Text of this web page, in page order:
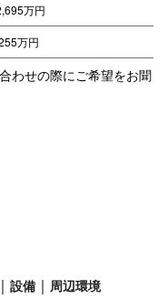
万円
万円
わせの際にご希望をお聞
設備 周辺環境